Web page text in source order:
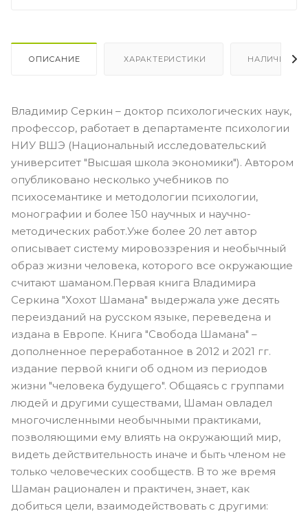
ОПИСАНИЕ ХАРАКТЕРИСТИКИ НАЛИЧИЕ
Владимир Серкин – доктор психологических наук,
профессор, работает в департаменте психологии
НИУ ВШЭ (Национальный исследовательский
университет "Высшая школа экономики"). Автором
опубликовано несколько учебников по
психосемантике и методологии психологии,
монографии и более 150 научных и научно-
методических работ.Уже более 20 лет автор
описывает систему мировоззрения и необычный
образ жизни человека, которого все окружающие
считают шаманом.Первая книга Владимира
Серкина "Хохот Шамана" выдержала уже десять
переизданий на русском языке, переведена и
издана в Европе. Книга "Свобода Шамана" –
дополненное переработанное в 2012 и 2021 гг.
издание первой книги об одном из периодов
жизни "человека будущего". Общаясь с группами
людей и другими существами, Шаман овладел
многочисленными необычными практиками,
позволяющими ему влиять на окружающий мир,
видеть действительность иначе и быть членом не
только человеческих сообществ. В то же время
Шаман рационален и практичен, знает, как
добиться цели, взаимодействовать с другими: